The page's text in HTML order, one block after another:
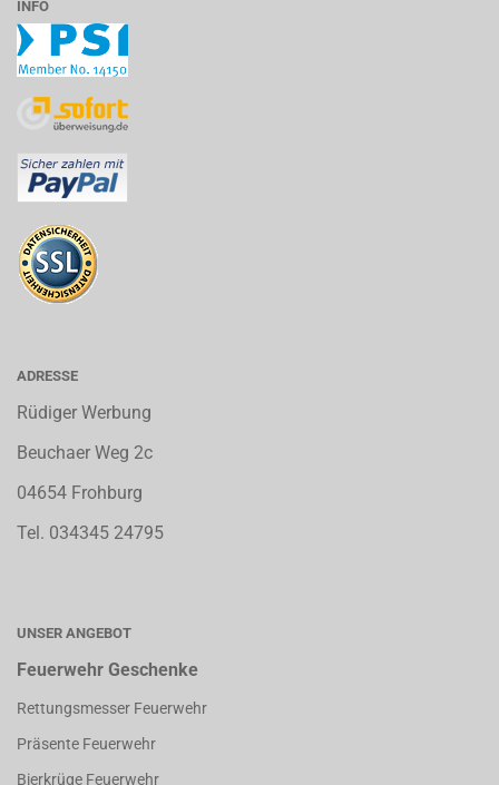
INFO
ADRESSE
Rüdiger Werbung
Beuchaer Weg 2c
04654 Frohburg
Tel. 034345 24795
UNSER ANGEBOT
Feuerwehr Geschenke
Rettungsmesser Feuerwehr
Präsente Feuerwehr
Bierkrüge Feuerwehr